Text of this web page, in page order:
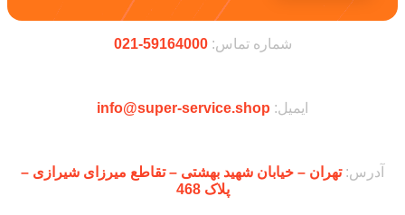
شماره تماس:59164000-021
ایمیل: info@super-service.shop
آدرس:تهران – خیابان شهید بهشتی – تقاطع میرزای شیرازی –
پلاک 468